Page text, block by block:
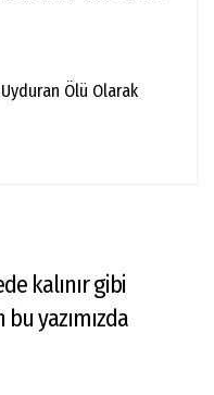
Ölü Olarak
kalınır gibi
bu yazımızda